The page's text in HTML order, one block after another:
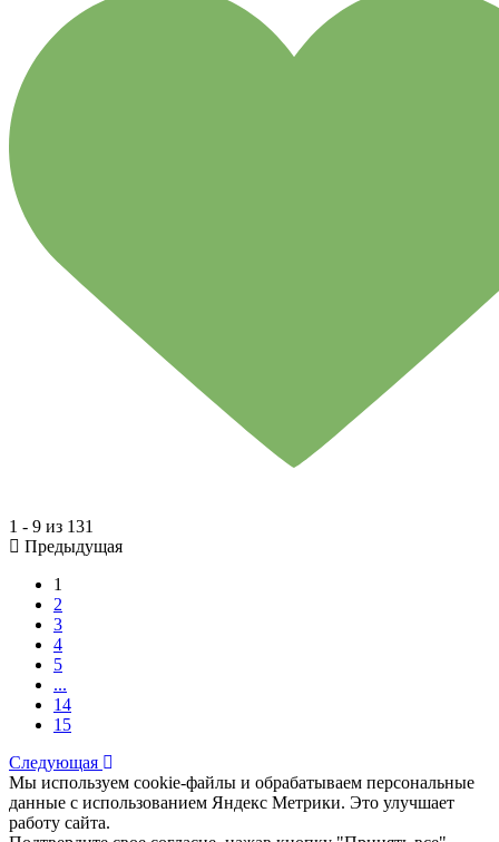
1 - 9 из 131
Предыдущая
1
2
3
4
5
...
14
15
Следующая
Мы используем cookie-файлы и обрабатываем персональные
данные с использованием Яндекс Метрики. Это улучшает
работу сайта.